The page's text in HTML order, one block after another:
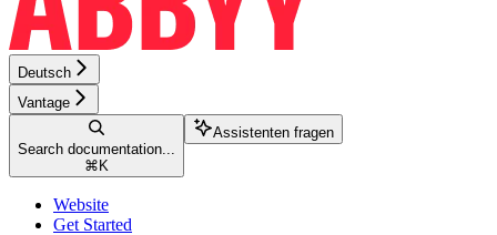
Deutsch
Vantage
Search documentation...
⌘ K
Assistenten fragen
Website
Get Started